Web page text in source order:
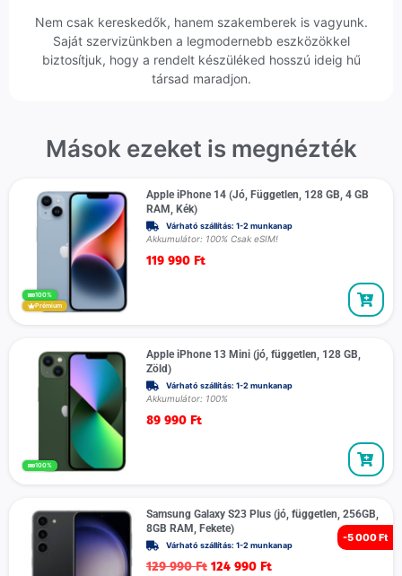
Nem csak kereskedők, hanem szakemberek is vagyunk.
Saját szervizünkben a legmodernebb eszközökkel
biztosítjuk, hogy a rendelt készüléked hosszú ideig hű
társad maradjon.
Mások ezeket is megnézték
100%
Prémium
Apple iPhone 14 (Jó, Független, 128 GB, 4 GB
RAM, Kék)
Várható szállítás: 1-2 munkanap
Akkumulátor: 100% Csak eSIM!
119 990 Ft
100%
Apple iPhone 13 Mini (jó, független, 128 GB,
Zöld)
Várható szállítás: 1-2 munkanap
Akkumulátor: 100%
89 990 Ft
-5 000 Ft
Samsung Galaxy S23 Plus (jó, független, 256GB,
8GB RAM, Fekete)
Várható szállítás: 1-2 munkanap
129 990Ft 124 990 Ft